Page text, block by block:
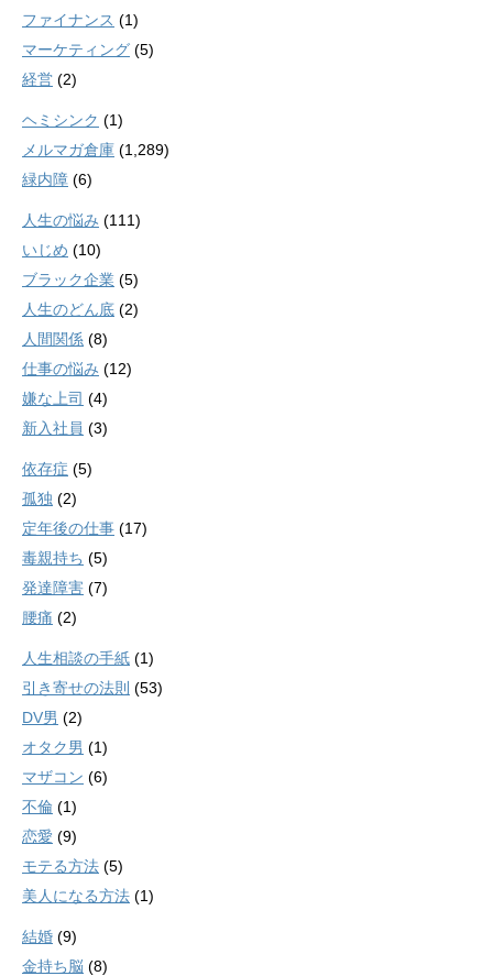
ファイナンス (1)
マーケティング (5)
経営 (2)
ヘミシンク (1)
メルマガ倉庫 (1,289)
緑内障 (6)
人生の悩み (111)
いじめ (10)
ブラック企業 (5)
人生のどん底 (2)
人間関係 (8)
仕事の悩み (12)
嫌な上司 (4)
新入社員 (3)
依存症 (5)
孤独 (2)
定年後の仕事 (17)
毒親持ち (5)
発達障害 (7)
腰痛 (2)
人生相談の手紙 (1)
引き寄せの法則 (53)
DV男 (2)
オタク男 (1)
マザコン (6)
不倫 (1)
恋愛 (9)
モテる方法 (5)
美人になる方法 (1)
結婚 (9)
金持ち脳 (8)